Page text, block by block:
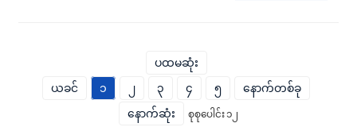
ပထမဆုံး
ယခင်
၁ ၂ ၃ ၄ ၅
နောက်တစ်ခု
နောက်ဆုံး
စုစုပေါင်း ၁၂